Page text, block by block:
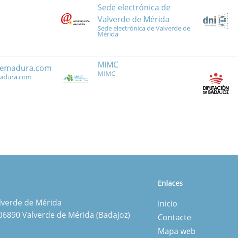
Sede electrónica de
Valverde de Mérida
Sede electrónica de Valverde de
Mérida
MIMC
MIMC
de Mérida
Valverde de Mérida (Badajoz)
Enlaces
Inicio
Contacte
Mapa web